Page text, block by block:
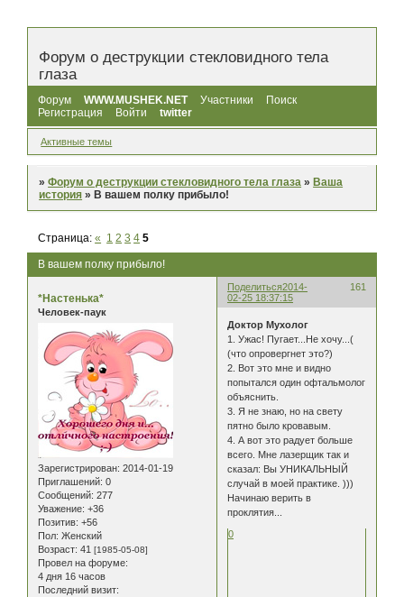
Форум о деструкции стекловидного тела
глаза
Форум WWW.MUSHEK.NET Участники
Поиск
Регистрация
Войти twitter
Активные темы
»Форум о деструкции стекловидного тела глаза »Ваша
история »В вашем полку прибыло!
В вашем полку прибыло!
Страница:« 1 2 3 4 5
Поделиться 161
2014-
02-25 18:37:15
*Настенька*
Человек-паук
Зарегистрирован: 2014-01-19
Приглашений: 0
Сообщений: 277
Уважение: +36
Позитив: +56
Пол: Женский
Возраст: 41 [1985-05-08]
Провел на форуме:
4 дня 16 часов
Последний визит:
Доктор Мухолог
1. Ужас! Пугает...Не хочу...(
(что опровергнет это?)
2. Вот это мне и видно
попытался один офтальмолог
объяснить.
3. Я не знаю, но на свету
пятно было кровавым.
4. А вот это радует больше
всего. Мне лазерщик так и
сказал: Вы УНИКАЛЬНЫЙ
случай в моей практике. )))
Начинаю верить в
проклятия...
0